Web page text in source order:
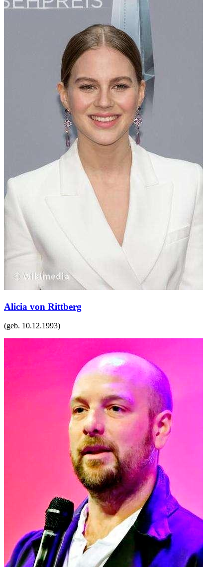
Alicia von Rittberg
(geb. 10.12.1993)